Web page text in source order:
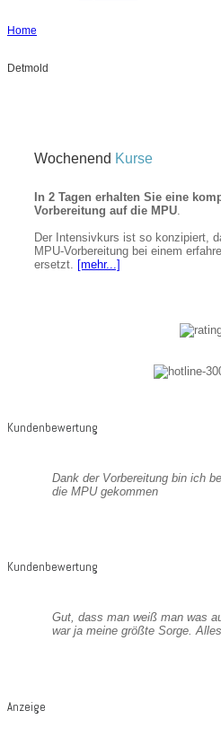
Home
Detmold
Wochenend Kurse
In 2 Tagen erhalten Sie eine
Vorbereitung auf die MPU.
Der Intensivkurs ist so konzipiert,
MPU-Vorbereitung bei einem
ersetzt. [mehr...]
Kundenbewertung
Dank der Vorbereitung bin ich
die MPU gekommen
Kundenbewertung
Gut, dass man weiß man was
war ja meine größte Sorge.
Anzeige